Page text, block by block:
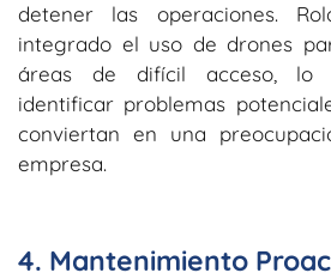
detener las operaciones.
integrado el uso de drones
áreas de difícil acceso, lo
identificar problemas
conviertan en una
empresa.
4. Mantenimiento